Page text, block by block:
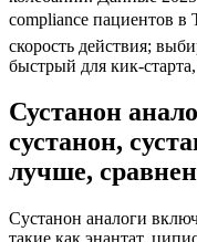
compliance пациентов
скорость действия;
быстрый для кик-
Сустанон
сустанон,
лучше,
Сустанон аналоги